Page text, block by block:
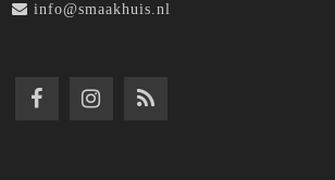
info@smaakhuis.nl